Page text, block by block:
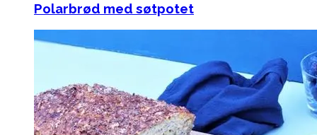
Polarbrød med søtpotet